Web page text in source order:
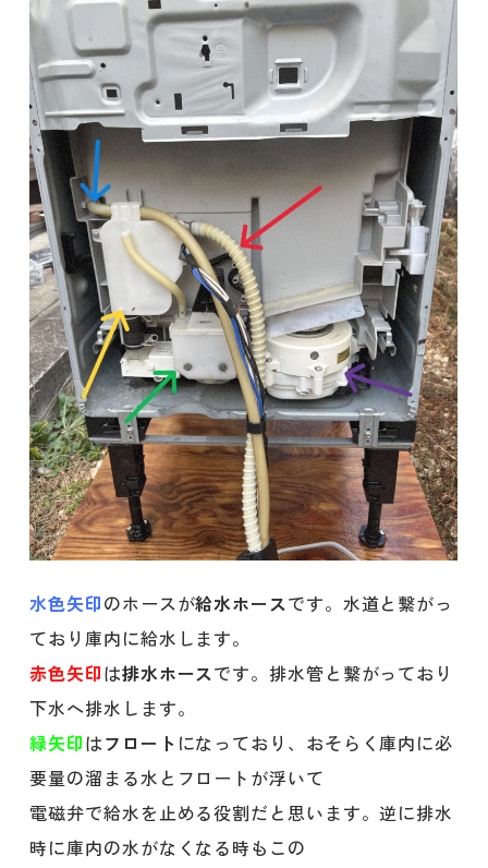
水色矢印のホースが給水ホースです。水道と繋がっ
ており庫内に給水します。
赤色矢印は排水ホースです。排水管と繋がっており
下水へ排水します。
緑矢印はフロート になっており、おそらく庫内に必
要量の溜まる水とフロートが浮いて
電磁弁で給水を止める役割だと思います。逆に排水
時に庫内の水がなくなる時もこの